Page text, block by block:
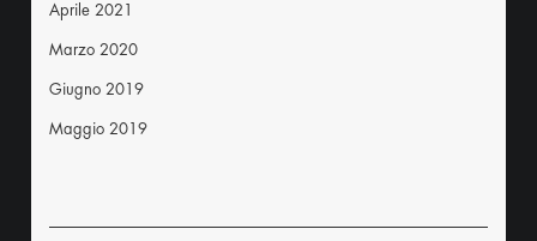
Aprile 2021
Marzo 2020
Giugno 2019
Maggio 2019